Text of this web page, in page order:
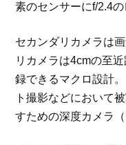
素のセンサーにf/2.4
セカンダリカメラは
リカメラは4cmの至
録できるマクロ設計
ト撮影などにおいて
すための深度カメラ